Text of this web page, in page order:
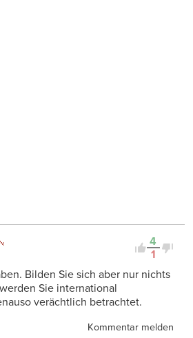
4
1
Bilden Sie sich aber nur nichts
Sie international
verächtlich betrachtet.
Kommentar melden